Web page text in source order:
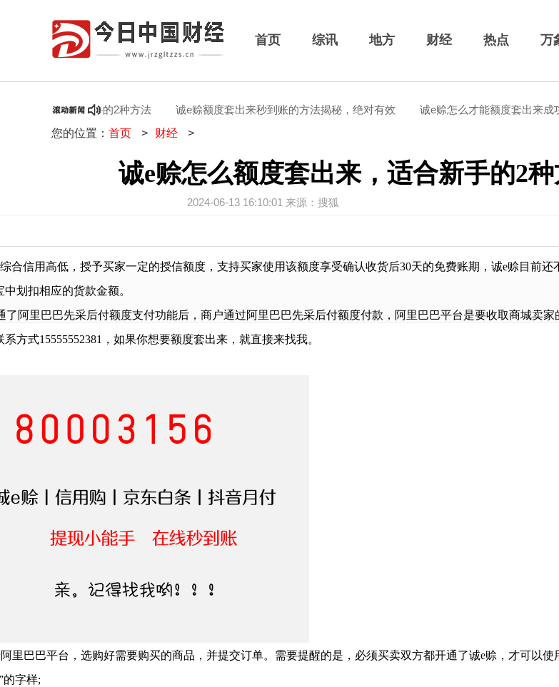
首页 综讯 地方 财经 热点 万
出来，适合新手的2种方法 诚e赊额度套出来秒到账的方法揭秘，绝对有效 诚e赊怎么才能额度套出来成功
您的位置： 首页 > 财经 >
诚e赊怎么额度套出来，适合新手的2
2024-06-13 16:10:01 来源：搜狐
合信用高低，授予买家一定的授信额度，支持买家使用该额度享受确认收货后30天的免费账期，诚e赊目前还
划扣相应的货款金额。
了阿里巴巴先采后付额度支付功能后，商户通过阿里巴巴先采后付额度付款，阿里巴巴平台是要收取商城卖家
系方式15555552381， 如果你想要额度套出来，就直接来找我。
里巴巴平台，选购好需要购买的商品，并提交订单。需要提醒的是，必须买卖双方都开通了诚e赊，才可以使
的字样;